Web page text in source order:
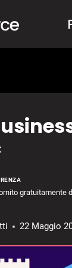
gratuitamente
22 Maggio